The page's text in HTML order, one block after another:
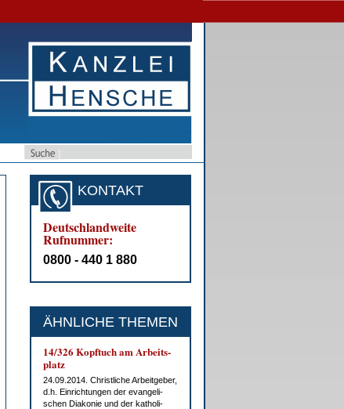
KONTAKT
Deutschlandweite
Rufnummer:
0800 - 440 1 880
ÄHNLICHE THEMEN
14/326 Kopf­tuch am Ar­beits­
platz
24.09.2014. Christ­li­che Ar­beit­ge­ber,
d.h. Ein­rich­tun­gen der evan­ge­li­
schen Dia­ko­nie und der ka­tho­li­